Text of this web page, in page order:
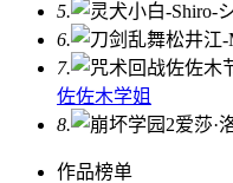
5.
6.
7.
佐佐木学姐
8.
作品榜单